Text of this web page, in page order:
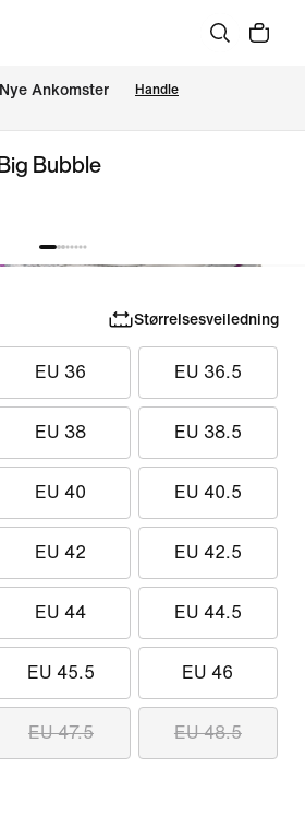
Ankomster Handle
Bubble
Størrelsesveiledning
EU 36 EU 36.5
EU 38 EU 38.5
EU 40 EU 40.5
EU 42 EU 42.5
EU 44 EU 44.5
EU 45.5 EU 46
EU 47.5 EU 48.5